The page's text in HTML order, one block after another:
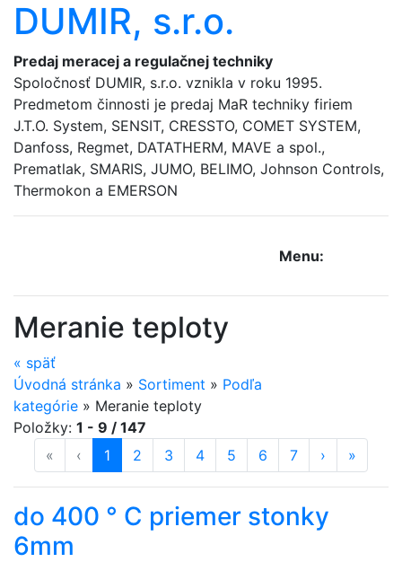
DUMIR, s.r.o.
Predaj meracej a regulačnej techniky
Spoločnosť DUMIR, s.r.o. vznikla v roku 1995.
Predmetom činnosti je predaj MaR techniky firiem
J.T.O. System, SENSIT, CRESSTO, COMET SYSTEM,
Danfoss, Regmet, DATATHERM, MAVE a spol.,
Prematlak, SMARIS, JUMO, BELIMO, Johnson Controls,
Thermokon a EMERSON
Menu:
Meranie teploty
« späť
Úvodná stránka » Sortiment » Podľa
kategórie » Meranie teploty
Položky: 1 - 9 / 147
« prvá strana
‹ predošlá strana
strana
1 (aktuálna)
strana
2 strana
3 strana
4 strana
5 strana
6 strana
7 ďalšia
› »
do 400 ° C priemer stonky
6mm